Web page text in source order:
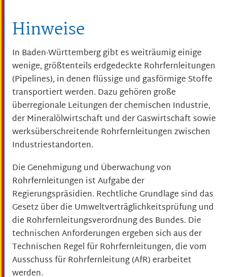
Hinweise
In Baden-Württemberg gibt es weiträumig einige
wenige, größtenteils erdgedeckte Rohrfernleitungen
(Pipelines), in denen flüssige und gasförmige Stoffe
transportiert werden. Dazu gehören große
überregionale Leitungen der chemischen Industrie,
der Mineralölwirtschaft und der Gaswirtschaft sowie
werksüberschreitende Rohrfernleitungen zwischen
Industriestandorten.
Die Genehmigung und Überwachung von
Rohrfernleitungen ist Aufgabe der
Regierungspräsidien. Rechtliche Grundlage sind das
Gesetz über die Umweltverträglichkeitsprüfung und
die Rohrfernleitungsverordnung des Bundes. Die
technischen Anforderungen ergeben sich aus der
Technischen Regel für Rohrfernleitungen, die vom
Ausschuss für Rohrfernleitung (AfR) erarbeitet
werden.